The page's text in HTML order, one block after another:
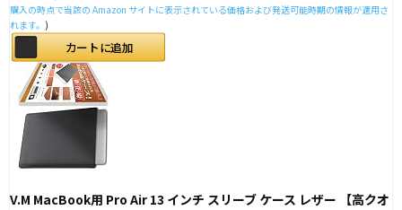
購入の時点で当該の Amazon サイトに表示されている価格および発送可能時期の情報が適用さ
れます。 )
カートに追加
V.M MacBook用 Pro Air 13 インチ スリーブ ケース レザー 【高クオ